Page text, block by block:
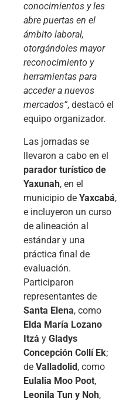
conocimientos y les
abre puertas en el
ámbito laboral,
otorgándoles mayor
reconocimiento y
herramientas para
acceder a nuevos
mercados”, destacó el
equipo organizador.
Las jornadas se
llevaron a cabo en el
parador turístico de
Yaxunah, en el
municipio de Yaxcabá,
e incluyeron un curso
de alineación al
estándar y una
práctica final de
evaluación.
Participaron
representantes de
Santa Elena, como
Elda María Lozano
Itzá y Gladys
Concepción Collí Ek;
de Valladolid, como
Eulalia Moo Poot,
Leonila Tun y Noh,